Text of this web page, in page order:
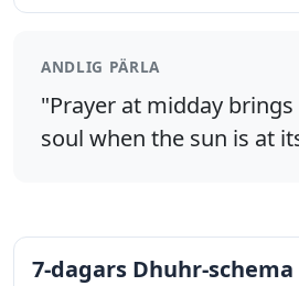
ANDLIG PÄRLA
"Prayer at midday
soul when the sun is at
7-dagars Dhuhr-schema